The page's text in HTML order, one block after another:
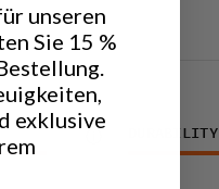
DURABILITY
unseren
Sie 15 %
exklusive